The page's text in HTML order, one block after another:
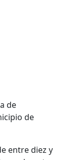
de
de
entre diez y